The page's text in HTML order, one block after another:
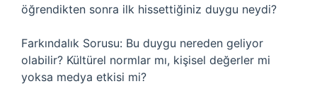
öğrendikten sonra ilk hissettiğiniz duygu neydi?
Farkındalık Sorusu: Bu duygu nereden geliyor
olabilir? Kültürel normlar mı, kişisel değerler mi
yoksa medya etkisi mi?